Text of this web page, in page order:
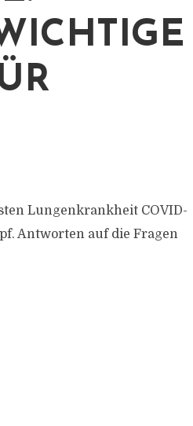
Lungenkrankheit COVID-
Antworten auf die Fragen